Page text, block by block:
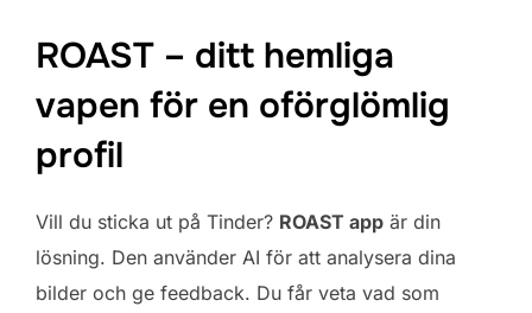
ROAST – ditt hemliga
vapen för en oförglömlig
profil
Vill du sticka ut på Tinder? ROAST app är din
lösning. Den använder AI för att analysera dina
bilder och ge feedback. Du får veta vad som